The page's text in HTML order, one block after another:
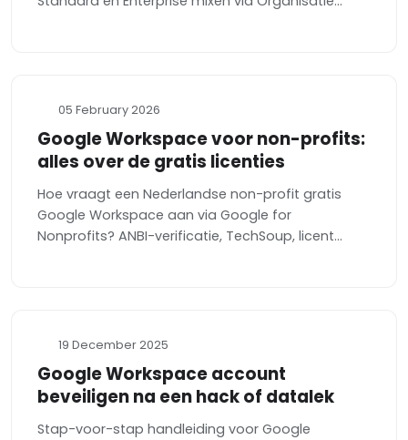
05 February 2026
Google Workspace voor non-profits:
alles over de gratis licenties
Hoe vraagt een Nederlandse non-profit gratis
Google Workspace aan via Google for
Nonprofits? ANBI-verificatie, TechSoup, licent...
19 December 2025
Google Workspace account
beveiligen na een hack of datalek
Stap-voor-stap handleiding voor Google